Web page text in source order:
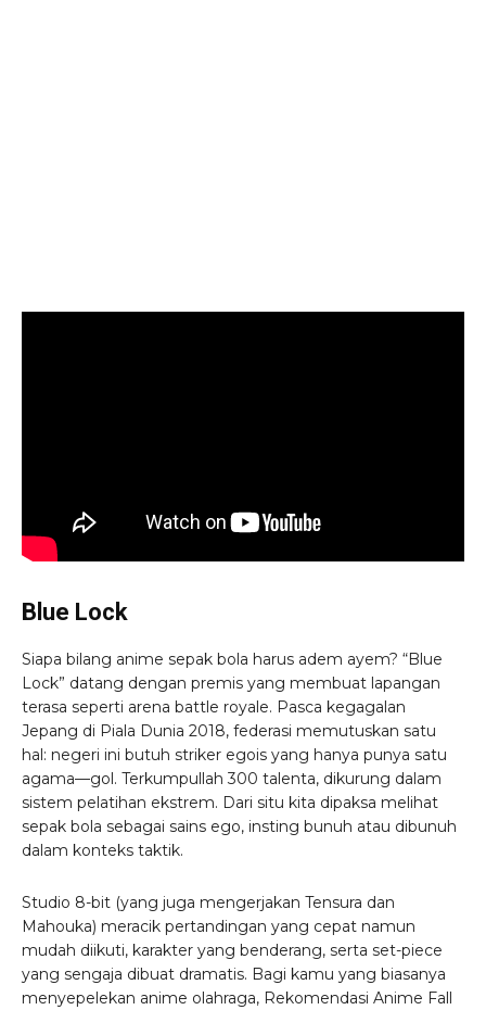
Blue Lock
Siapa bilang anime sepak bola harus adem ayem? “Blue
Lock” datang dengan premis yang membuat lapangan
terasa seperti arena battle royale. Pasca kegagalan
Jepang di Piala Dunia 2018, federasi memutuskan satu
hal: negeri ini butuh striker egois yang hanya punya satu
agama—gol. Terkumpullah 300 talenta, dikurung dalam
sistem pelatihan ekstrem. Dari situ kita dipaksa melihat
sepak bola sebagai sains ego, insting bunuh atau dibunuh
dalam konteks taktik.
Studio 8-bit (yang juga mengerjakan Tensura dan
Mahouka) meracik pertandingan yang cepat namun
mudah diikuti, karakter yang benderang, serta set-piece
yang sengaja dibuat dramatis. Bagi kamu yang biasanya
menyepelekan anime olahraga, Rekomendasi Anime Fall